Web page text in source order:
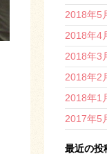
2018年5
2018年4
2018年3
2018年2
2018年1
2017年5
最近の投